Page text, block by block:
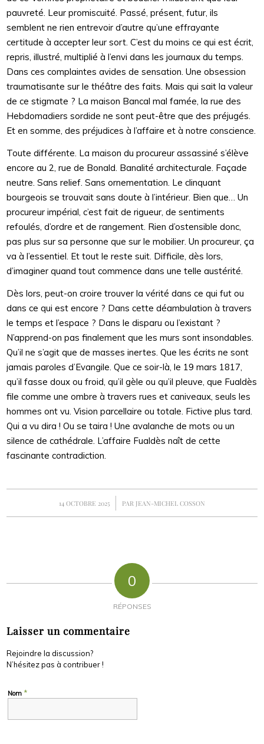
pauvreté. Leur promiscuité. Passé, présent, futur, ils
semblent ne rien entrevoir d’autre qu’une effrayante
certitude à accepter leur sort. C’est du moins ce qui est écrit,
repris, illustré, multiplié à l’envi dans les journaux du temps.
Dans ces complaintes avides de sensation. Une obsession
traumatisante sur le théâtre des faits. Mais qui sait la valeur
de ce stigmate ? La maison Bancal mal famée, la rue des
Hebdomadiers sordide ne sont peut-être que des préjugés.
Et en somme, des préjudices à l’affaire et à notre conscience.
Toute différente. La maison du procureur assassiné s’élève
encore au 2, rue de Bonald. Banalité architecturale. Façade
neutre. Sans relief. Sans ornementation. Le clinquant
bourgeois se trouvait sans doute à l’intérieur. Bien que… Un
procureur impérial, c’est fait de rigueur, de sentiments
refoulés, d’ordre et de rangement. Rien d’ostensible donc,
pas plus sur sa personne que sur le mobilier. Un procureur, ça
va à l’essentiel. Et tout le reste suit. Difficile, dès lors,
d’imaginer quand tout commence dans une telle austérité.
Dès lors, peut-on croire trouver la vérité dans ce qui fut ou
dans ce qui est encore ? Dans cette déambulation à travers
le temps et l’espace ? Dans le disparu ou l’existant ?
N’apprend-on pas finalement que les murs sont insondables.
Qu’il ne s’agit que de masses inertes. Que les écrits ne sont
jamais paroles d’Evangile. Que ce soir-là, le 19 mars 1817,
qu’il fasse doux ou froid, qu’il gèle ou qu’il pleuve, que Fualdès
file comme une ombre à travers rues et caniveaux, seuls les
hommes ont vu. Vision parcellaire ou totale. Fictive plus tard.
Qui a vu dira ! Ou se taira ! Une avalanche de mots ou un
silence de cathédrale. L’affaire Fualdès naît de cette
fascinante contradiction.
14 OCTOBRE 2025
/ PAR JEAN-MICHEL COSSON
0
RÉPONSES
Laisser un commentaire
Rejoindre la discussion?
N’hésitez pas à contribuer !
Nom *